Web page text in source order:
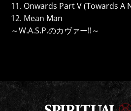
11. Onwards Part V (Towards A
12. Mean Man
～W.A.S.P.のカヴァー!!～